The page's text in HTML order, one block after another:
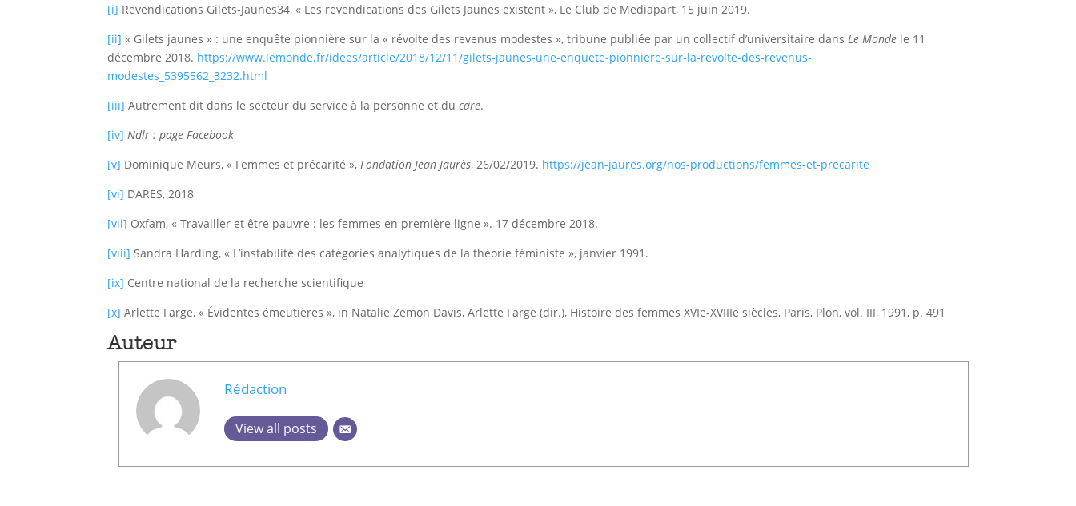
[i] Revendications Gilets-Jaunes34, « Les revendications des Gilets Jaunes existent », Le Club de Mediapart, 15 juin 2019.
[ii] « Gilets jaunes » : une enquête pionnière sur la « révolte des revenus modestes », tribune publiée par un collectif d’universitaire dans Le Monde le 11
décembre 2018. https://www.lemonde.fr/idees/article/2018/12/11/gilets-jaunes-une-enquete-pionniere-sur-la-revolte-des-revenus-
modestes_5395562_3232.html
[iii] Autrement dit dans le secteur du service à la personne et ducare.
[iv] Ndlr : page Facebook
[v] Dominique Meurs, « Femmes et précarité », Fondation Jean Jaurès, 26/02/2019. https://jean-jaures.org/nos-productions/femmes-et-precarite
[vi] DARES, 2018
[vii] Oxfam, « Travailler et être pauvre : les femmes en première ligne ». 17 décembre 2018.
[viii] Sandra Harding, « L’instabilité des catégories analytiques de la théorie féministe », janvier 1991.
[ix] Centre national de la recherche scientifique
[x] Arlette Farge, « Évidentes émeutières », in Natalie Zemon Davis, Arlette Farge (dir.), Histoire des femmes XVIe-XVIIIe siècles, Paris, Plon, vol. III, 1991, p. 491
Auteur
Rédaction
View all posts